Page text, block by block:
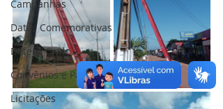
Campanhas
Datas Comemorativas
Defesa Civil
Convênios e Parcerias
Licitações